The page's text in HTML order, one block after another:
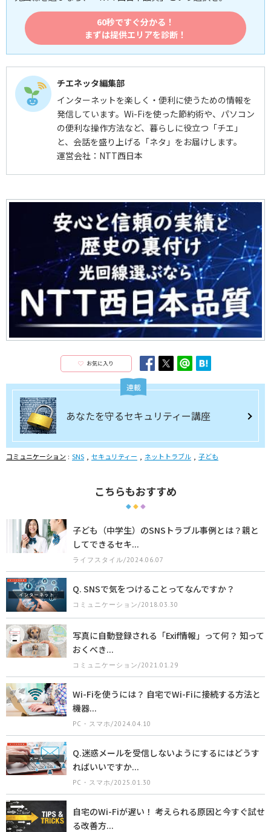
60秒ですぐ分かる！
まずは提供エリアを診断！
チエネッタ編集部
インターネットを楽しく・便利に使うための情報を
発信しています。Wi-Fiを使った節約術や、パソコン
の便利な操作方法など、暮らしに役立つ「チエ」
と、会話を盛り上げる「ネタ」をお届けします。
運営会社：NTT西日本
お気に入り
連載
あなたを守るセキュリティー講座
コミュニケーション SNS セキュリティー ネットトラブル 子ども
こちらもおすすめ
子ども（中学生）のSNSトラブル事例とは？親と
してできるセキ...
ライフスタイル/2024.06.07
Q. SNSで気をつけることってなんですか？
コミュニケーション/2018.03.30
写真に自動登録される「Exif情報」って何？ 知って
おくべき...
コミュニケーション/2021.01.29
Wi-Fiを使うには？ 自宅でWi-Fiに接続する方法と
機器...
PC・スマホ/2024.04.10
Q.迷惑メールを受信しないようにするにはどうす
ればいいですか...
PC・スマホ/2025.01.30
自宅のWi-Fiが遅い！ 考えられる原因と今すぐ試せ
る改善方...